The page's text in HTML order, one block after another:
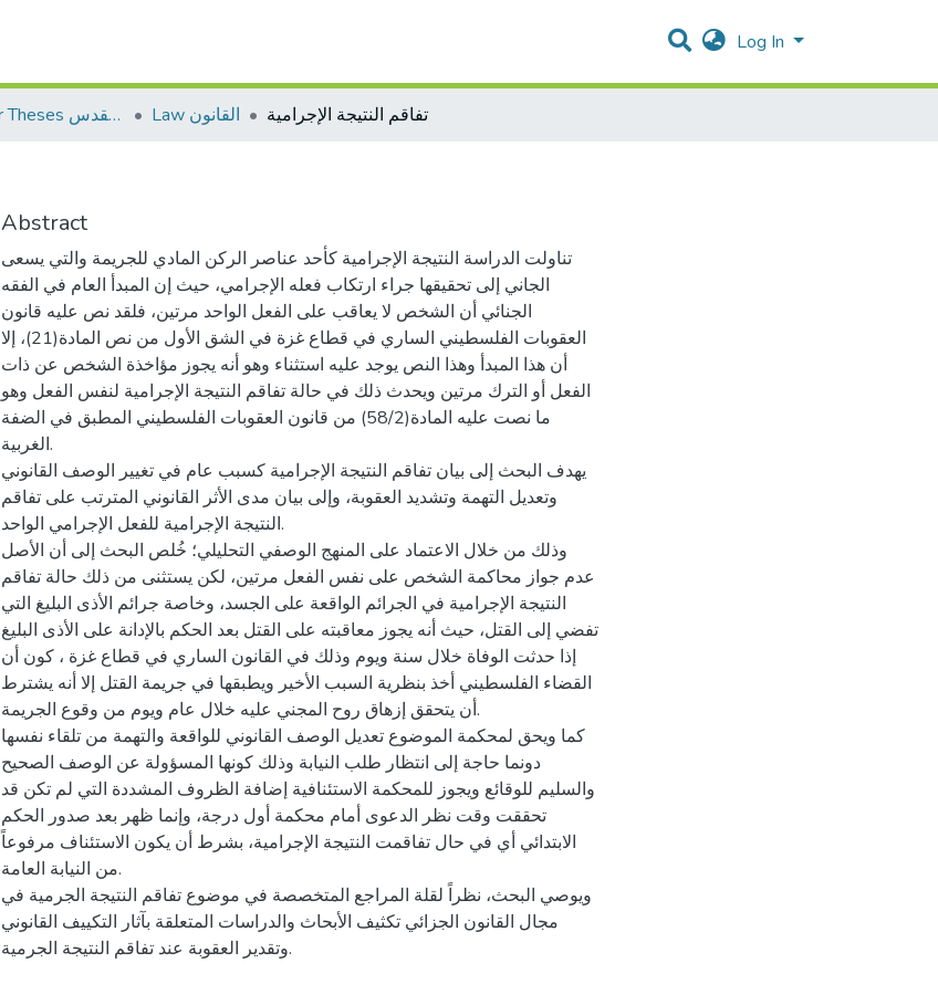
Log In
AQU Master Theses الرسائل الجامعية الخاصة بجامعة القدس Law القانون تفاقم النتيجة الإجرامية
Abstract
تناولت الدراسة النتيجة الإجرامية كأحد عناصر الركن المادي للجريمة والتي يسعى
الجاني إلى تحقيقها جراء ارتكاب فعله الإجرامي، حيث إن المبدأ العام في الفقه
الجنائي أن الشخص لا يعاقب على الفعل الواحد مرتين، فلقد نص عليه قانون
العقوبات الفلسطيني الساري في قطاع غزة في الشق الأول من نص المادة(21)، إلا
أن هذا المبدأ وهذا النص يوجد عليه استثناء وهو أنه يجوز مؤاخذة الشخص عن ذات
الفعل أو الترك مرتين ويحدث ذلك في حالة تفاقم النتيجة الإجرامية لنفس الفعل وهو
ما نصت عليه المادة(58/2) من قانون العقوبات الفلسطيني المطبق في الضفة
الغربية.
يهدف البحث إلى بيان تفاقم النتيجة الإجرامية كسبب عام في تغيير الوصف القانوني
وتعديل التهمة وتشديد العقوبة، وإلى بيان مدى الأثر القانوني المترتب على تفاقم
النتيجة الإجرامية للفعل الإجرامي الواحد.
وذلك من خلال الاعتماد على المنهج الوصفي التحليلي؛ خُلص البحث إلى أن الأصل
عدم جواز محاكمة الشخص على نفس الفعل مرتين، لكن يستثنى من ذلك حالة تفاقم
النتيجة الإجرامية في الجرائم الواقعة على الجسد، وخاصة جرائم الأذى البليغ التي
تفضي إلى القتل، حيث أنه يجوز معاقبته على القتل بعد الحكم بالإدانة على الأذى البليغ
إذا حدثت الوفاة خلال سنة ويوم وذلك في القانون الساري في قطاع غزة ، كون أن
القضاء الفلسطيني أخذ بنظرية السبب الأخير ويطبقها في جريمة القتل إلا أنه يشترط
أن يتحقق إزهاق روح المجني عليه خلال عام ويوم من وقوع الجريمة.
كما ويحق لمحكمة الموضوع تعديل الوصف القانوني للواقعة والتهمة من تلقاء نفسها
دونما حاجة إلى انتظار طلب النيابة وذلك كونها المسؤولة عن الوصف الصحيح
والسليم للوقائع ويجوز للمحكمة الاستئنافية إضافة الظروف المشددة التي لم تكن قد
تحققت وقت نظر الدعوى أمام محكمة أول درجة، وإنما ظهر بعد صدور الحكم
الابتدائي أي في حال تفاقمت النتيجة الإجرامية، بشرط أن يكون الاستئناف مرفوعاً
من النيابة العامة.
ويوصي البحث، نظراً لقلة المراجع المتخصصة في موضوع تفاقم النتيجة الجرمية في
مجال القانون الجزائي تكثيف الأبحاث والدراسات المتعلقة بآثار التكييف القانوني
وتقدير العقوبة عند تفاقم النتيجة الجرمية.